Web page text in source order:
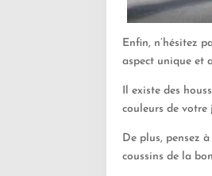
Enfin, n’hésitez
aspect unique et
Il existe des
couleurs de
De plus, pensez
coussins de la